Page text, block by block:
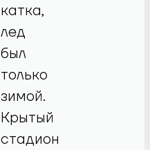
катка,
лед
был
только
зимой.
Крытый
стадион